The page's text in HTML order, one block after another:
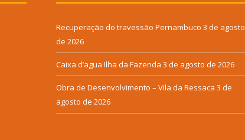
Recuperação do travessão Pernambuco 3 de agosto
de 2026
Caixa d’agua Ilha da Fazenda 3 de agosto de 2026
Obra de Desenvolvimento – Vila da Ressaca 3 de
agosto de 2026